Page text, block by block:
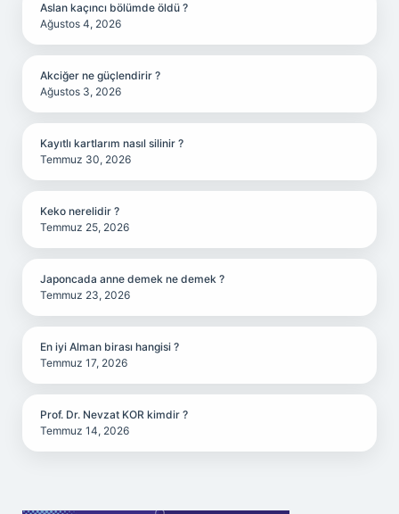
Aslan kaçıncı bölümde öldü ?
Ağustos 4, 2026
Akciğer ne güçlendirir ?
Ağustos 3, 2026
Kayıtlı kartlarım nasıl silinir ?
Temmuz 30, 2026
Keko nerelidir ?
Temmuz 25, 2026
Japoncada anne demek ne demek ?
Temmuz 23, 2026
En iyi Alman birası hangisi ?
Temmuz 17, 2026
Prof. Dr. Nevzat KOR kimdir ?
Temmuz 14, 2026